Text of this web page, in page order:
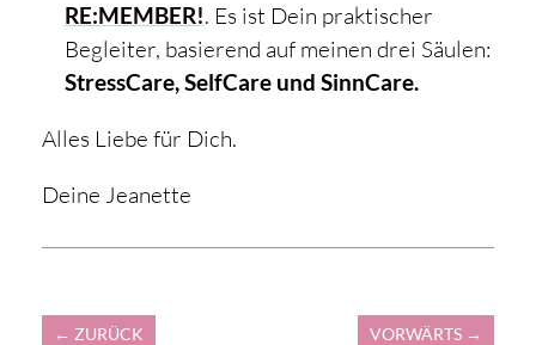
RE:MEMBER!. Es ist Dein praktischer
Begleiter, basierend auf meinen drei Säulen:
StressCare, SelfCare und SinnCare.
Alles Liebe für Dich.
Deine Jeanette
← ZURÜCK VORWÄRTS →